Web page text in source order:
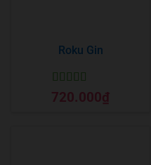
Roku Gin
Được xếp
hạng55 sao
720.000₫